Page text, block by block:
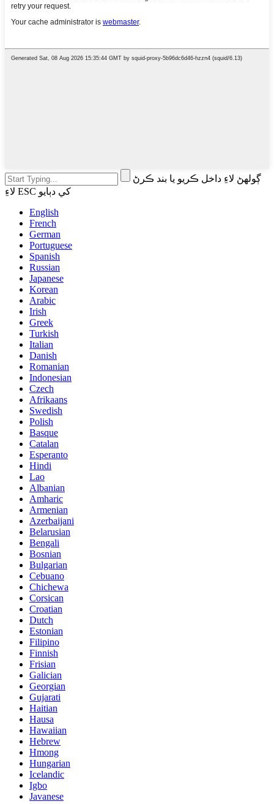
ڳولهڻ لاءِ داخل ڪريو يا بند ڪرڻ
لاءِ ESC کي دٻايو
English
French
German
Portuguese
Spanish
Russian
Japanese
Korean
Arabic
Irish
Greek
Turkish
Italian
Danish
Romanian
Indonesian
Czech
Afrikaans
Swedish
Polish
Basque
Catalan
Esperanto
Hindi
Lao
Albanian
Amharic
Armenian
Azerbaijani
Belarusian
Bengali
Bosnian
Bulgarian
Cebuano
Chichewa
Corsican
Croatian
Dutch
Estonian
Filipino
Finnish
Frisian
Galician
Georgian
Gujarati
Haitian
Hausa
Hawaiian
Hebrew
Hmong
Hungarian
Icelandic
Igbo
Javanese